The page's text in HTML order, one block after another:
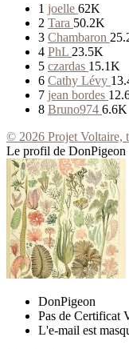
1 joelle 62K
2 Tara 50.2K
3 Chambaron
4 PhL 23.5K
5 czardas 15.1K
6 Cathy Lévy
7 jean bordes
8 Bruno974 6.6K
© 2026 Projet Voltaire,
Le profil de DonPigeon
DonPigeon
Pas de Certificat
L'e-mail est